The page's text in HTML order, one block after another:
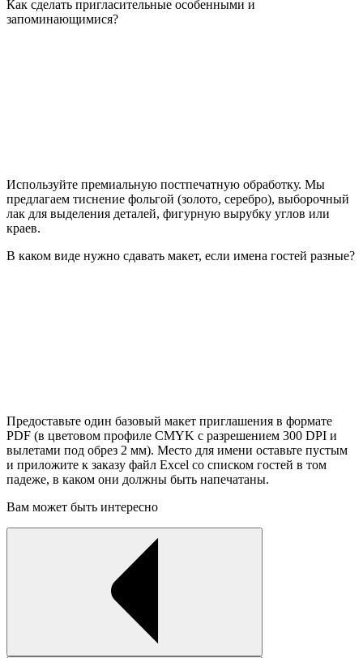
Как сделать пригласительные особенными и
запоминающимися?
Используйте премиальную постпечатную обработку. Мы
предлагаем тиснение фольгой (золото, серебро), выборочный
лак для выделения деталей, фигурную вырубку углов или
краев.
В каком виде нужно сдавать макет, если имена гостей разные?
Предоставьте один базовый макет приглашения в формате
PDF (в цветовом профиле CMYK с разрешением 300 DPI и
вылетами под обрез 2 мм). Место для имени оставьте пустым
и приложите к заказу файл Excel со списком гостей в том
падеже, в каком они должны быть напечатаны.
Вам может быть интересно